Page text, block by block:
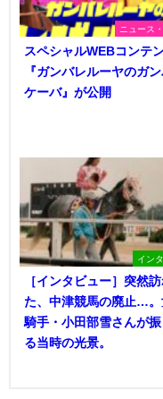
ニュース
スペシャルWEBコンテ
『ガンバレルーヤのガ
ケーバ』が公開
イン
［インタビュー］突然
た、中津競馬の廃止…。
騎手・小田部雪さんが振
る当時の光景。